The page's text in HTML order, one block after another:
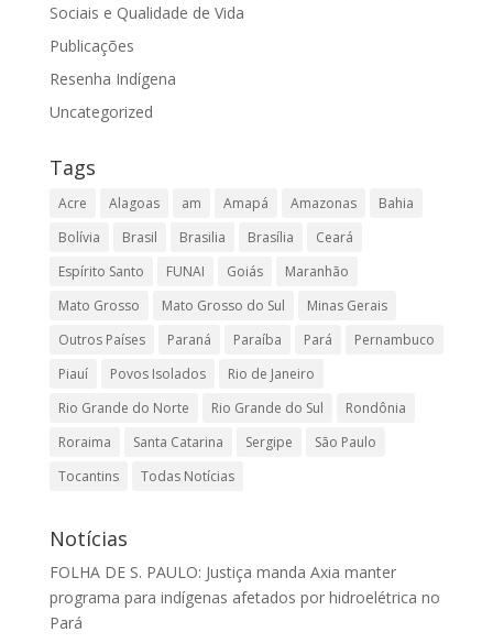
Sociais e Qualidade de Vida
Publicações
Resenha Indígena
Uncategorized
Tags
Acre Alagoas am Amapá Amazonas
Bahia
Bolívia
Brasil Brasilia Brasília
Ceará
Espírito Santo
FUNAI Goiás
Maranhão
Mato Grosso
Mato Grosso do Sul
Minas Gerais
Outros Países
Paraná Paraíba Pará
Pernambuco
Piauí
Povos Isolados
Rio de Janeiro
Rio Grande do Norte
Rio Grande do Sul
Rondônia
Roraima
Santa Catarina Sergipe
São Paulo
Tocantins
Todas Notícias
Notícias
FOLHA DE S. PAULO: Justiça manda Axia manter
programa para indígenas afetados por hidroelétrica no
Pará